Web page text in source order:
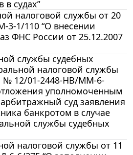
в судах”
налоговой службы от 20
3-1/110 “О внесении
ФНС России от 25.12.2007
службы судебных
налоговой службы
№ 12/01-2448-НВ/ММ-6-
уполномоченным
суд заявления
банкротом в случае
службы судебных
налоговой службы от 11